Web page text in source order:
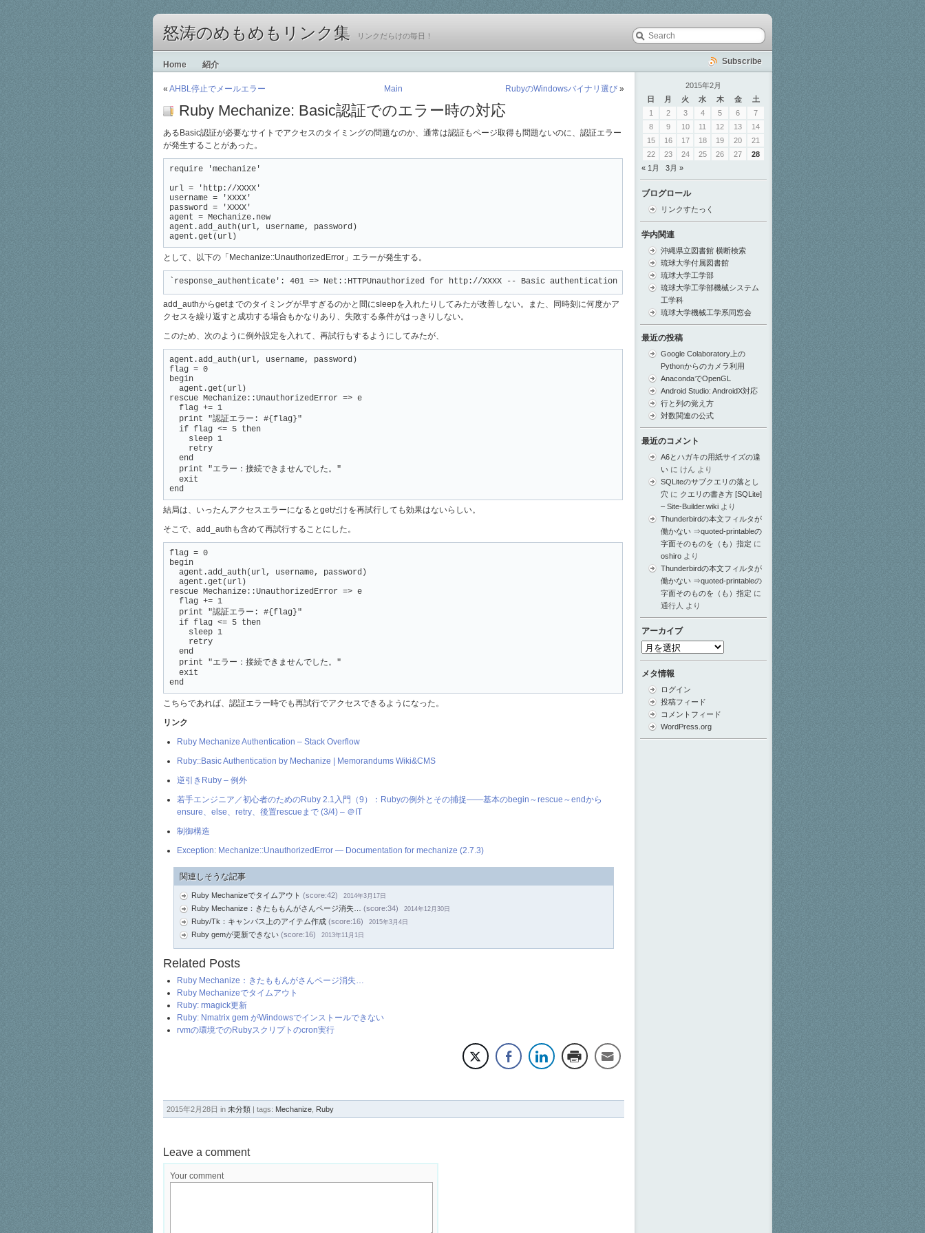
怒涛のめもめもリンク集 リンクだらけの毎日！
Home 紹介 Subscribe
« AHBL停止でメールエラー Main RubyのWindowsバイナリ選び »
Ruby Mechanize: Basic認証でのエラー時の対応
あるBasic認証が必要なサイトでアクセスのタイミングの問題なのか、通常は認証もページ取得も問題ないのに、認証エラー
が発生することがあった。
require 'mechanize'
url = 'http://XXXX'
username = 'XXXX'
password = 'XXXX'
agent = Mechanize.new
agent.add_auth(url, username, password)
agent.get(url)
として、以下の「Mechanize::UnauthorizedError」エラーが発生する。
`response_authenticate': 401 => Net::HTTPUnauthorized for http://XXXX -- Basic authentication failed -- available realms: XXXX HTTP BASIC LOGIN
add_authからgetまでのタイミングが早すぎるのかと間にsleepを入れたりしてみたが改善しない。また、同時刻に何度かア
クセスを繰り返すと成功する場合もかなりあり、失敗する条件がはっきりしない。
このため、次のように例外設定を入れて、再試行もするようにしてみたが、
agent.add_auth(url, username, password)
flag = 0
begin
  agent.get(url)
rescue Mechanize::UnauthorizedError => e
  flag += 1
  print "認証エラー: #{flag}"
  if flag <= 5 then
    sleep 1
    retry
  end
  print "エラー：接続できませんでした。"
  exit
end
結局は、いったんアクセスエラーになるとgetだけを再試行しても効果はないらしい。
そこで、add_authも含めて再試行することにした。
flag = 0
begin
  agent.add_auth(url, username, password)
  agent.get(url)
rescue Mechanize::UnauthorizedError => e
  flag += 1
  print "認証エラー: #{flag}"
  if flag <= 5 then
    sleep 1
    retry
  end
  print "エラー：接続できませんでした。"
  exit
end
こちらであれば、認証エラー時でも再試行でアクセスできるようになった。
リンク
Ruby Mechanize Authentication – Stack Overflow
Ruby::Basic Authentication by Mechanize | Memorandums Wiki&CMS
逆引きRuby – 例外
若手エンジニア／初心者のためのRuby 2.1入門（9）：Rubyの例外とその捕捉――基本のbegin～rescue～endから
ensure、else、retry、後置rescueまで (3/4) – ＠IT
制御構造
Exception: Mechanize::UnauthorizedError — Documentation for mechanize (2.7.3)
関連しそうな記事
Ruby Mechanizeでタイムアウト (score:42) 2014年3月17日
Ruby Mechanize：きたももんがさんページ消失… (score:34) 2014年12月30日
Ruby/Tk：キャンバス上のアイテム作成 (score:16) 2015年3月4日
Ruby gemが更新できない (score:16) 2013年11月1日
Related Posts
Ruby Mechanize：きたももんがさんページ消失…
Ruby Mechanizeでタイムアウト
Ruby: rmagick更新
Ruby: Nmatrix gem がWindowsでインストールできない
rvmの環境でのRubyスクリプトのcron実行
2015年2月28日 in 未分類 | tags: Mechanize Ruby
Leave a comment
Your comment
2015年2月
日
月 火 水 木 金
土
1
2 3 4 5 6
7
8
9 10 11 12 13
14
15
16 17 18 19 20
21
22
23 24 25 26 27
28
« 1月
3月 »
ブログロール
リンクすたっく
学内関連
沖縄県立図書館 横断検索
琉球大学付属図書館
琉球大学工学部
琉球大学工学部機械システム
工学科
琉球大学機械工学系同窓会
最近の投稿
Google Colaboratory上の
Pythonからのカメラ利用
AnacondaでOpenGL
Android Studio: AndroidX対応
行と列の覚え方
対数関連の公式
最近のコメント
A6とハガキの用紙サイズの違
い に けん より
SQLiteのサブクエリの落とし
穴 に クエリの書き方 [SQLite]
– Site-Builder.wiki より
Thunderbirdの本文フィルタが
働かない ⇒quoted-printableの
字面そのものを（も）指定 に
oshiro より
Thunderbirdの本文フィルタが
働かない ⇒quoted-printableの
字面そのものを（も）指定 に
通行人
より
アーカイブ
ア
ー
カ
メタ情報
ログイン
投稿フィード
コメントフィード
WordPress.org